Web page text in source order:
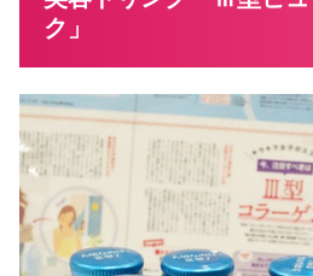
ク」